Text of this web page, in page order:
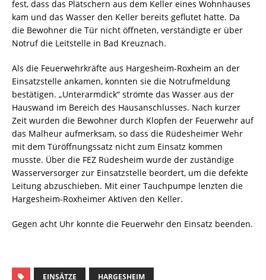
fest, dass das Plätschern aus dem Keller eines Wohnhauses
kam und das Wasser den Keller bereits geflutet hatte. Da
die Bewohner die Tür nicht öffneten, verständigte er über
Notruf die Leitstelle in Bad Kreuznach.
Als die Feuerwehrkräfte aus Hargesheim-Roxheim an der
Einsatzstelle ankamen, konnten sie die Notrufmeldung
bestätigen. „Unterarmdick“ strömte das Wasser aus der
Hauswand im Bereich des Hausanschlusses. Nach kurzer
Zeit wurden die Bewohner durch Klopfen der Feuerwehr auf
das Malheur aufmerksam, so dass die Rüdesheimer Wehr
mit dem Türöffnungssatz nicht zum Einsatz kommen
musste. Über die FEZ Rüdesheim wurde der zuständige
Wasserversorger zur Einsatzstelle beordert, um die defekte
Leitung abzuschieben. Mit einer Tauchpumpe lenzten die
Hargesheim-Roxheimer Aktiven den Keller.
Gegen acht Uhr konnte die Feuerwehr den Einsatz beenden.
EINSÄTZE HARGESHEIM